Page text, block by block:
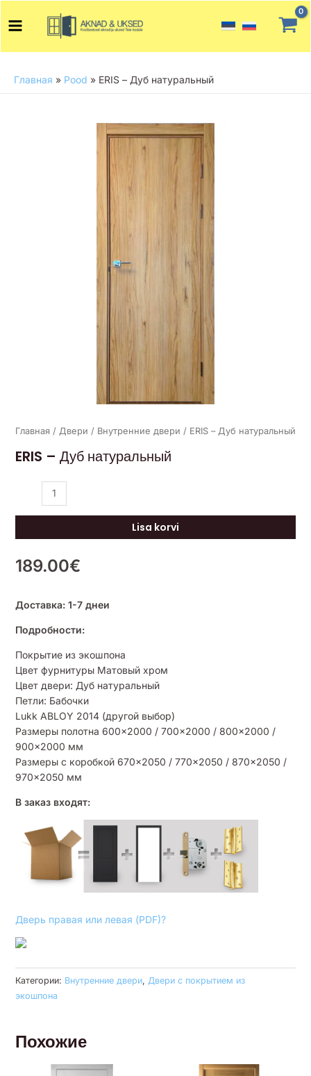
содержимому
Menu
Главная » Pood » ERIS – Дуб натуральный
Главная / Двери / Внутренние двери / ERIS – Дуб натуральный
ERIS – Дуб натуральный
189.00€
Lisa korvi
Доставка: 1-7 днеи
Подробности:
Покрытие из экошпона
Цвет фурнитуры Матовый хром
Цвет двери: Дуб натуральный
Петли: Бабочки
Lukk ABLOY 2014 (другой выбор)
Размеры полотна 600×2000 / 700×2000 / 800×2000 /
900×2000 мм
Размеры с коробкой 670×2050 / 770×2050 / 870×2050 /
970×2050 мм
В заказ входят:
Дверь правая или левая (PDF)?
Категории: Внутренние двери, Двери с покрытием из
экошпона
Похожие